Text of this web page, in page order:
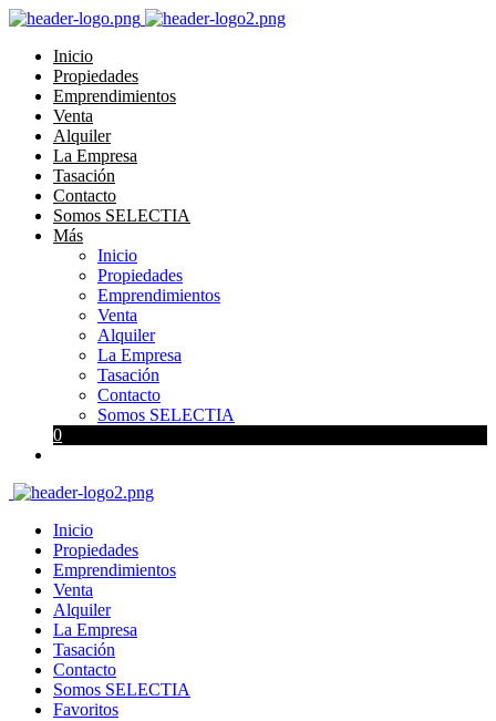
Inicio
Propiedades
Emprendimientos
Venta
Alquiler
La Empresa
Tasación
Contacto
Somos SELECTIA
Más
Inicio
Propiedades
Emprendimientos
Venta
Alquiler
La Empresa
Tasación
Contacto
Somos SELECTIA
0
Inicio
Propiedades
Emprendimientos
Venta
Alquiler
La Empresa
Tasación
Contacto
Somos SELECTIA
Favoritos